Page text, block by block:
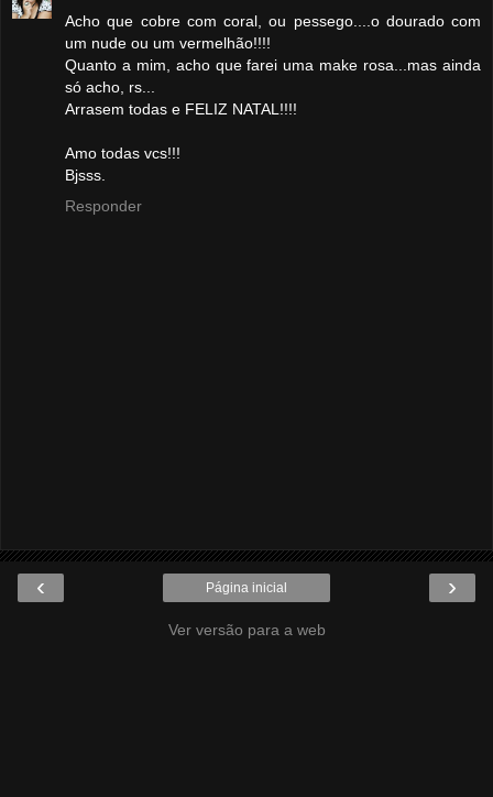
Acho que cobre com coral, ou pessego....o dourado com
um nude ou um vermelhão!!!!
Quanto a mim, acho que farei uma make rosa...mas ainda
só acho, rs...
Arrasem todas e FELIZ NATAL!!!!
Amo todas vcs!!!
Bjsss.
Responder
‹ ›
Página inicial
Ver versão para a web